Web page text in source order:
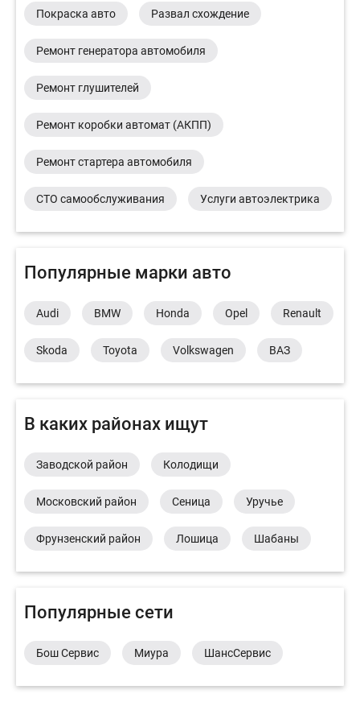
Покраска авто Развал схождение
Ремонт генератора автомобиля
Ремонт глушителей
Ремонт коробки автомат (АКПП)
Ремонт стартера автомобиля
СТО самообслуживания Услуги автоэлектрика
Популярные марки авто
Audi BMW Honda Opel Renault
Skoda Toyota Volkswagen ВАЗ
В каких районах ищут
Заводской район Колодищи
Московский район Сеница Уручье
Фрунзенский район Лошица Шабаны
Популярные сети
Бош Сервис Миура ШансСервис